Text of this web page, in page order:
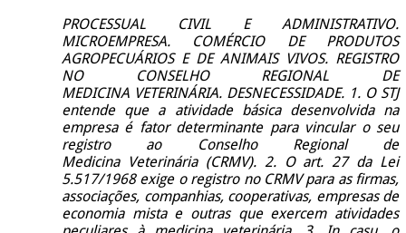
PROCESSUAL CIVIL E ADMINISTRATIVO.
MICROEMPRESA. COMÉRCIO DE PRODUTOS
AGROPECUÁRIOS E DE ANIMAIS VIVOS. REGISTRO
NO CONSELHO REGIONAL DE
MEDICINA VETERINÁRIA. DESNECESSIDADE. 1. O STJ
entende que a atividade básica desenvolvida na
empresa é fator determinante para vincular o seu
registro ao Conselho Regional de
Medicina
Veterinária (CRMV). 2. O art. 27 da Lei
5.517/1968 exige o registro no CRMV para as firmas,
associações, companhias, cooperativas, empresas de
economia mista e outras que exercem atividades